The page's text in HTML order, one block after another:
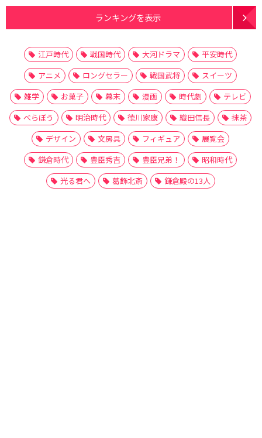
ランキングを表示
江戸時代 戦国時代 大河ドラマ
平安時代
アニメ
ロングセラー 戦国武将
スイーツ
雑学
お菓子 幕末 漫画 時代劇
テレビ
べらぼう
明治時代 徳川家康 織田信長
抹茶
デザイン
文房具 フィギュア
展覧会
鎌倉時代
豊臣秀吉 豊臣兄弟！
昭和時代
光る君へ
葛飾北斎 鎌倉殿の13人